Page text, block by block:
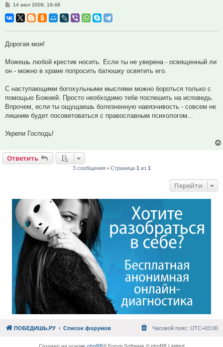
Сообщение
14 июл 2009, 19:48
Дорогая моя!
Можешь любой крестик носить. Если ты не уверена - освященный ли
он - можно в храме попросить батюшку освятить его.
С наступающими богохульными мыслями можно бороться только с
помощью Божией. Просто необходимо тебе поспешить на исповедь.
Впрочем, если ты ощущаешь болезненную навязчивость - совсем не
лишним будет посоветоваться с православным психологом...
Укрепи Господь!
Ответить
3 сообщения • Страница 1 из 1
Перейти
ПОБЕДИШЬ.РУ Список форумов Часовой пояс: UTC+03:00
Создано на основе phpBB® Forum Software © phpBB Limited